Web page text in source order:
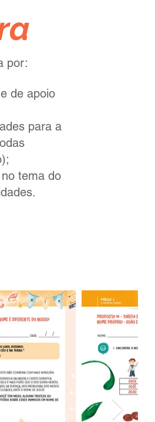
por:
de apoio
para a
tema do